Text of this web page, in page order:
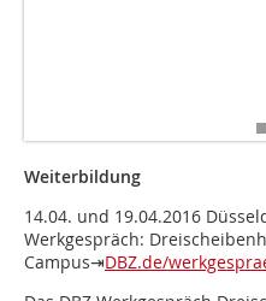
Weiterbildung
14.04. und 19.04.2016
Werkgespräch:
Campus⇥DBZ.de/